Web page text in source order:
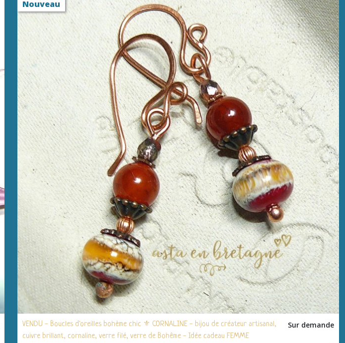
Nouveau
VENDU - Boucles d'oreilles bohème chic ⚜ CORNALINE - bijou de créateur artisanal,
cuivre brillant, cornaline, verre filé, verre de Bohême - Idée cadeau FEMME
Sur demande